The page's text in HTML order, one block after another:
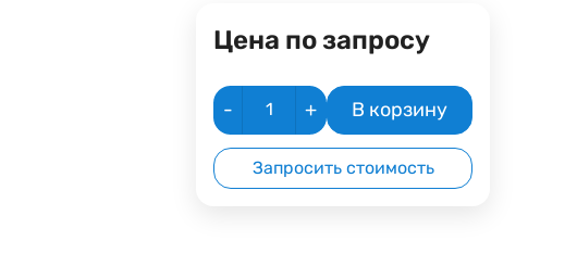
Цена по запросу
- + В корзину
Запросить стоимость